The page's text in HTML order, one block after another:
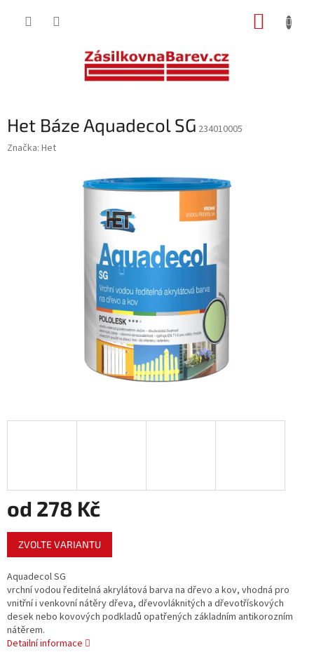
Het Báze Aquadecol SG 234010005
Značka: Het
od 278 Kč
Měrná
cena:
ZVOLTE VARIANTU
Aquadecol SG
vrchní vodou ředitelná akrylátová barva na dřevo a kov, vhodná pro
vnitřní i venkovní nátěry dřeva, dřevovláknitých a dřevotřískových
desek nebo kovových podkladů opatřených základním antikorozním
nátěrem.
Detailní informace